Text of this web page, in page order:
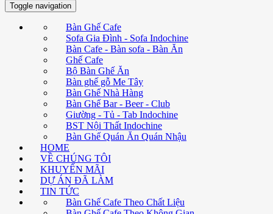
Toggle navigation
Bàn Ghế Cafe
Sofa Gia Đình - Sofa Indochine
Bàn Cafe - Bàn sofa - Bàn Ăn
Ghế Cafe
Bộ Bàn Ghế Ăn
Bàn ghế gỗ Me Tây
Bàn Ghế Nhà Hàng
Bàn Ghế Bar - Beer - Club
Giường - Tủ - Tab Indochine
BST Nội Thất Indochine
Bàn Ghế Quán Ăn Quán Nhậu
HOME
VỀ CHÚNG TÔI
KHUYẾN MÃI
DỰ ÁN ĐÃ LÀM
TIN TỨC
Bàn Ghế Cafe Theo Chất Liệu